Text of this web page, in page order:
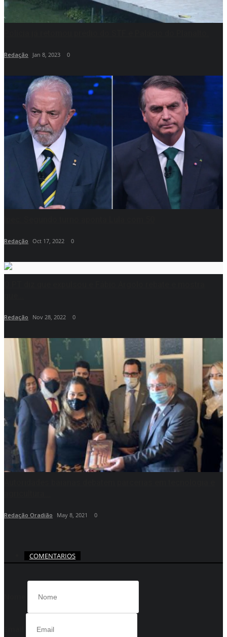
Redação Jan 8, 2023 0
Redação Oct 17, 2022 0
Redação Nov 28, 2022 0
Redação Oradião May 8, 2021 0
COMENTARIOS